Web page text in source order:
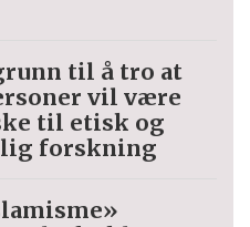
til å tro at
vil være
til etisk og
forskning